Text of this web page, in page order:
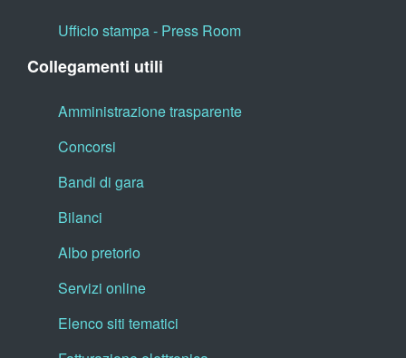
Ufficio stampa - Press Room
Collegamenti utili
Amministrazione trasparente
Concorsi
Bandi di gara
Bilanci
Albo pretorio
Servizi online
Elenco siti tematici